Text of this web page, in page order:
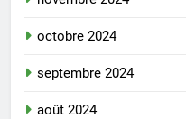
octobre 2024
septembre 2024
août 2024